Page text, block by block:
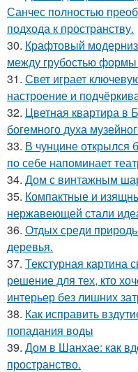
Санчес полностью
подхода к пространству.
30. Крафтовый
между грубостью
31. Свет играет
настроение и
32. Цветная квартира в
богемного духа
33. В чунцине открылся
по себе напоминает
34. Дом с винтажным
35. Компактные и
нержавеющей стали
36. Отдых среди
деревья.
37. Текстурная картина
решение для тех, кто
интерьер без лишних
38. Как исправить
попадания воды
39. Дом в Шанхае: как
пространство.